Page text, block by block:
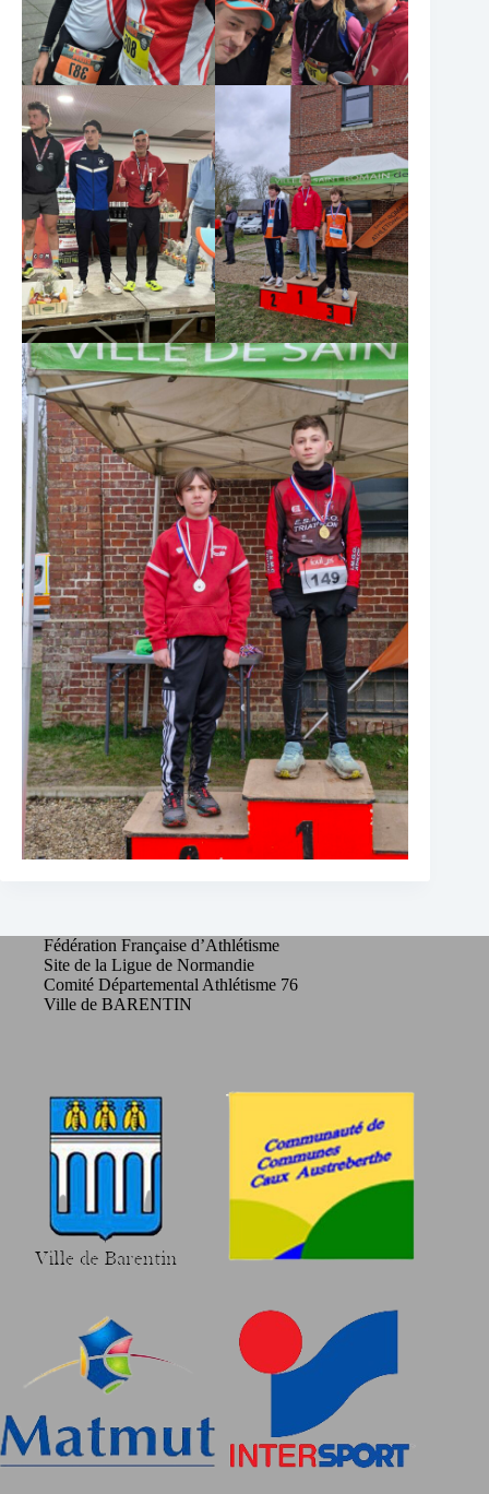
Fédération Française d’Athlétisme
Site de la Ligue de Normandie
Comité Départemental Athlétisme 76
Ville de BARENTIN